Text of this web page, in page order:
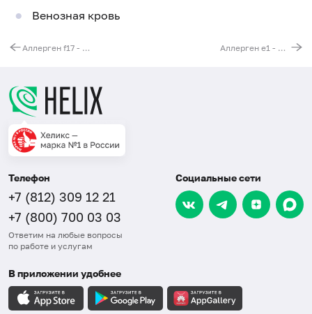
Венозная кровь
Аллерген f17 - фундук, IgG Аллерген e1 - эпителий кошки, IgG
Телефон
+7 (812) 309 12 21
+7 (800) 700 03 03
Ответим на любые вопросы
по работе и услугам
Социальные сети
В приложении удобнее